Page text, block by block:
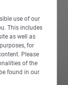
use of our
This includes
as well as
for
Please
of the
found in our